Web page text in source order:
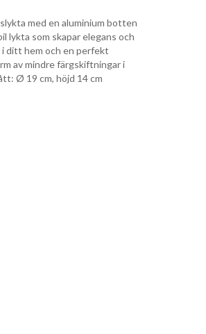
med en aluminium botten
lykta som skapar elegans och
i ditt hem och en perfekt
av mindre färgskiftningar i
Ø 19 cm, höjd 14 cm